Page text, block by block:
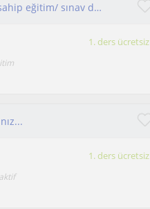
Merhabalar, ben psikolojik danışmanlık altyapısına sahip eğitim/ sınav danışmanıyım.
1. ders ücretsiz
1. ders ücretsiz